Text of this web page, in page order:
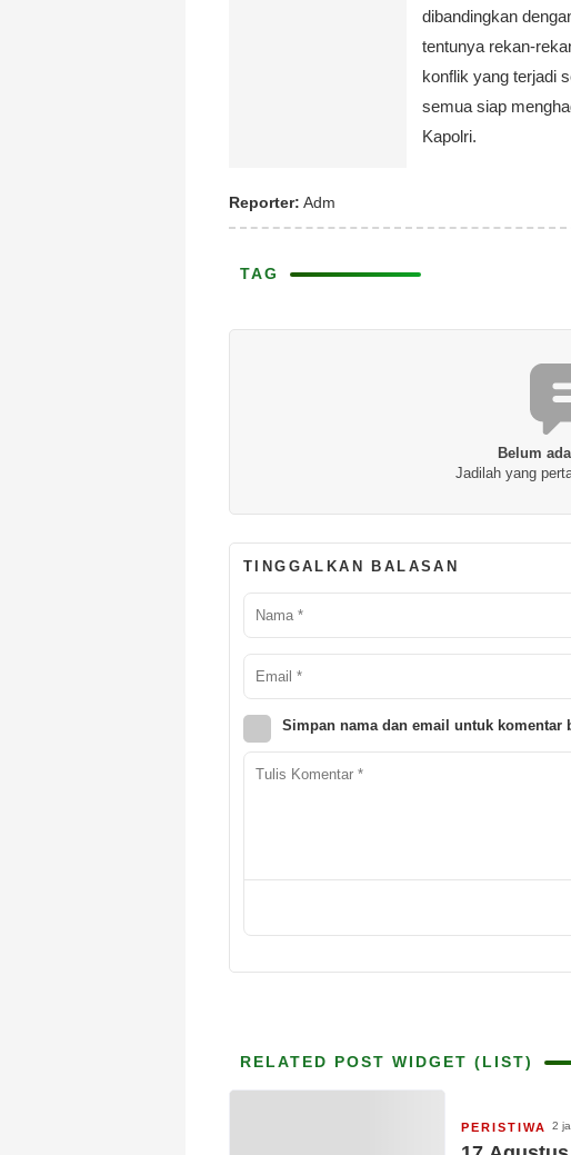
dibandingkan
tentunya rekan-
konflik yang terjadi
semua siap
Kapolri.
Reporter: Adm
TAG
Belum
Jadilah yang
TINGGALKAN BALASAN
Simpan nama dan email untuk komentar
RELATED POST WIDGET (LIST)
PERISTIWA 2